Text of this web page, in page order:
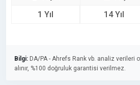
1 Yıl
14 Yıl
Bilgi: DA/PA - Ahrefs Rank vb. analiz verileri
alınır, %100 doğruluk garantisi verilmez.